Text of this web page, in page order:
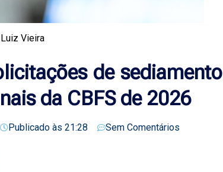
Vieira
de sediamento
da CBFS de 2026
Publicado às 21:28 Sem Comentários